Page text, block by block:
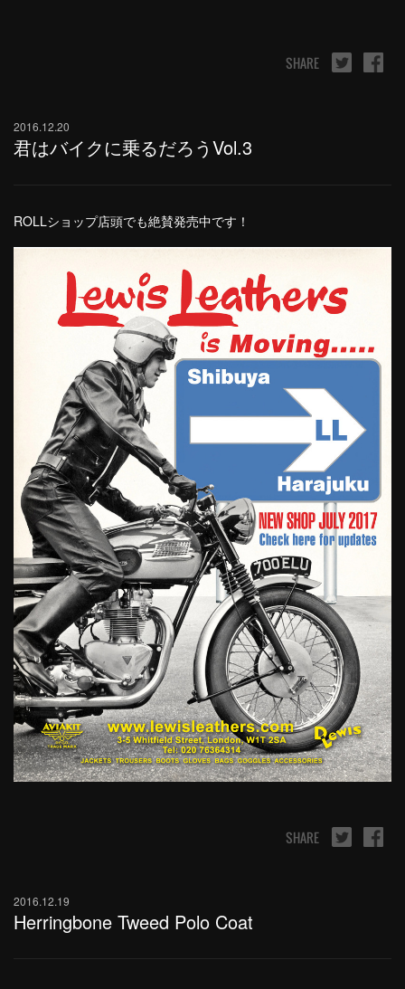
SHARE
2016.12.20
君はバイクに乗るだろうVol.3
ROLLショップ店頭でも絶賛発売中です！
SHARE
2016.12.19
Herringbone Tweed Polo Coat